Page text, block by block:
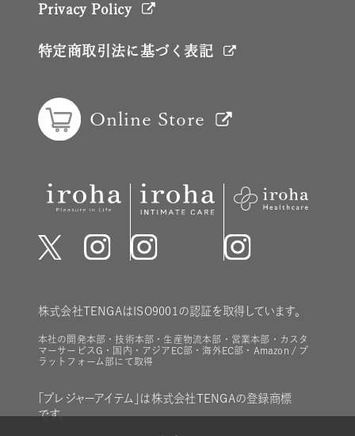
Online Store
株式会社TENGAはISO9001の認証を取得しています。
本社の開発本部・技術本部・生産物流本部・営業本部・カスタ
マーサービスG・国内・アジアEC部・海外EC部・Amazon / プ
ラットフォーム部にて取得
「プレジャーアイテム」は株式会社TENGAの登録商標
です。
Privacy Policy
特定商取引法に基づく表記